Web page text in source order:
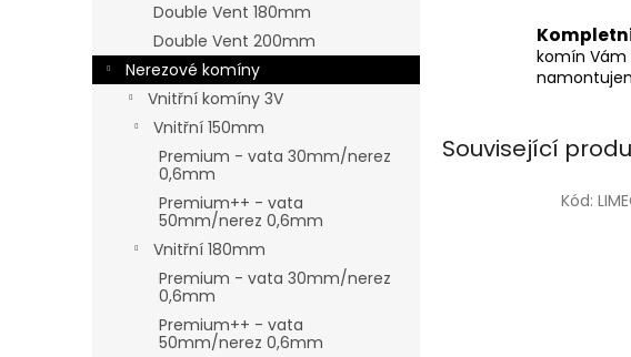
Double Vent 180mm
Double Vent 200mm
Nerezové komíny
Vnitřní komíny 3V
Vnitřní 150mm
Premium - vata 30mm/nerez
0,6mm
Premium++ - vata
50mm/nerez 0,6mm
Vnitřní 180mm
Premium - vata 30mm/nerez
0,6mm
Premium++ - vata
50mm/nerez 0,6mm
komín Vám
Související
Kód: